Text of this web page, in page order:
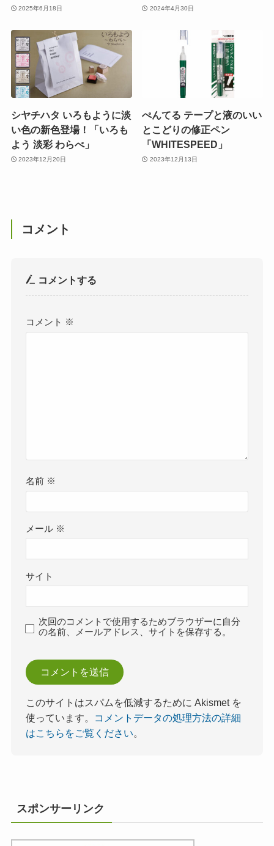
2025年6月18日 2024年4月30日
シヤチハタ いろもように淡
い色の新色登場！「いろも
よう 淡彩 わらべ」
2023年12月20日
ぺんてる テープと液のいい
とこどりの修正ペン
「WHITESPEED」
2023年12月13日
コメント
コメントする
コメント ※
名前 ※
メール ※
サイト
次回のコメントで使用するためブラウザーに自分
の名前、メールアドレス、サイトを保存する。
このサイトはスパムを低減するために Akismet を
使っています。
コメントデータの処理方法の詳細
はこちらをご覧ください
スポンサーリンク